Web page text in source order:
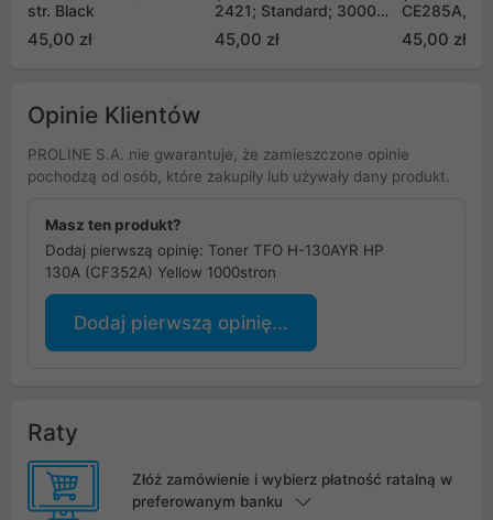
str. Black
45,00 zł
2421; Standard; 3000
45,00 zł
CE285A,
stron;
45,00 zł
Opinie Klientów
PROLINE S.A. nie gwarantuje, że zamieszczone opinie
pochodzą od osób, które zakupiły lub używały dany produkt.
Masz ten produkt?
Dodaj pierwszą opinię: Toner TFO H-130AYR HP
130A (CF352A) Yellow 1000stron
Dodaj pierwszą opinię...
Raty
Złóż zamówienie i wybierz płatność ratalną w
preferowanym banku